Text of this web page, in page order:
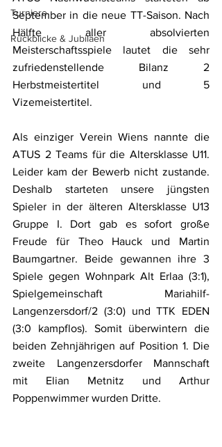
Turniere
Rückblicke & Jubiläen
September in die neue TT-Saison. Nach
Hälfte aller absolvierten
Meisterschaftsspiele lautet die sehr
zufriedenstellende Bilanz 2
Herbstmeistertitel und 5
Vizemeistertitel.
Als einziger Verein Wiens nannte die
ATUS 2 Teams für die Altersklasse U11.
Leider kam der Bewerb nicht zustande.
Deshalb starteten unsere jüngsten
Spieler in der älteren Altersklasse U13
Gruppe I. Dort gab es sofort große
Freude für Theo Hauck und Martin
Baumgartner. Beide gewannen ihre 3
Spiele gegen Wohnpark Alt Erlaa (3:1),
Spielgemeinschaft Mariahilf-
Langenzersdorf/2 (3:0) und TTK EDEN
(3:0 kampflos). Somit überwintern die
beiden Zehnjährigen auf Position 1. Die
zweite Langenzersdorfer Mannschaft
mit Elian Metnitz und Arthur
Poppenwimmer wurden Dritte.